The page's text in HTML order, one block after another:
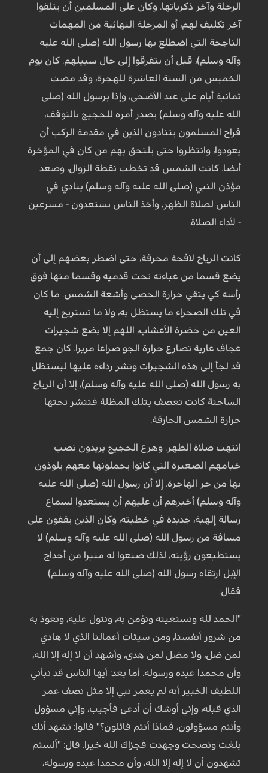
الرحلة وآخر ذكرياتها. وكان على المسلمين أن يتلقوا
آخر تكليف لهم، أو المرحلة النهائية من المهمات
الناجحة التي اضطلع بها رسول الله (صلى الله عليه
وآله وسلم)، قبل أن يتفرقوا إلى حال سبيلهم. كان يوم
الخميس من السنة العاشرة للهجرة، وقد مضت
ثمانية أيام على عيد الأضحى، وإذا برسول الله (صلى
الله عليه وآله وسلم) يصدر أمره للحجيج بالتوقف،
فراح المسلمون يتنادون الذين في مقدمة الركب أن
يعودوا، وانتظروا حتى يلتحق بهم من كان في المؤخرة
أيضا. كانت الشمس قد تخطت نقطة الزوال، وصعد
مؤذن النبي (صلى الله عليه وآله وسلم) ينادي في
الناس لصلاة الظهر، وأخذ الناس يستعدون - مسرعين
- لأداء الصلاة.
كانت الرياح لافحة محرقة، حتى اضطر بعضهم إلى أن
يضع قسما من عباءته تحت قدميه وقسما منها فوق
رأسه كي يتقي حرارة الحصى وأشعة الشمس. ما كان
في تلك الصحراء ما يستظل به، ولا ما تستريح إليه
العين من خضرة الأعشاب، اللهم إلا بضع شجيرات
عجاف عارية تصارع حرارة الجو صراعا مريرا. كان جمع
قد لجأ إلى هذه الشجيرات ونشر رداءه عليها ليستظل
به رسول الله (صلى الله عليه وآله وسلم)، إلا أن الرياح
الساخنة كانت تعصف بتلك المظلة فتنشر تحتها
حرارة الشمس الحارقة.
انتهت صلاة الظهر. وهرع الحجيج يريدون نصب
خيامهم الصغيرة التي كانوا يحملونها معهم يلوذون
بها من حر الهاجرة. إلا أن رسول الله (صلى الله عليه
وآله وسلم) أخبرهم أن عليهم أن يستعدوا لسماع
رسالة إلهية، جديدة في خطبته، وكان الذين يقفون على
مسافة من رسول الله (صلى الله عليه وآله وسلم) لا
يستطيعون رؤيته، لذلك صنعوا له منبرا من أحداج
الإبل ارتقاه رسول الله (صلى الله عليه وآله وسلم)
فقال:
"الحمد لله ونستعينه ونؤمن به، ونتول عليه، ونعوذ به
من شرور أنفسنا، ومن سيئات أعمالنا الذي لا هادي
لمن ضل، ولا مضل لمن هدى، وأشهد أن لا إله إلا الله،
وأن محمدا عبده ورسوله. أما بعد: أيها الناس قد نبأني
اللطيف الخبير أنه لم يعمر نبي إلا مثل نصف عمر
الذي قبله، وإني أوشك أن أدعى فأجيب، وإني مسؤول
وأنتم مسؤولون، فماذا أنتم قائلون؟" قالوا: نشهد أنك
بلغت ونصحت وجهدت فجزاك الله خيرا. قال: "ألستم
تشهدون أن لا إله إلا الله، وأن محمدا عبده ورسوله،